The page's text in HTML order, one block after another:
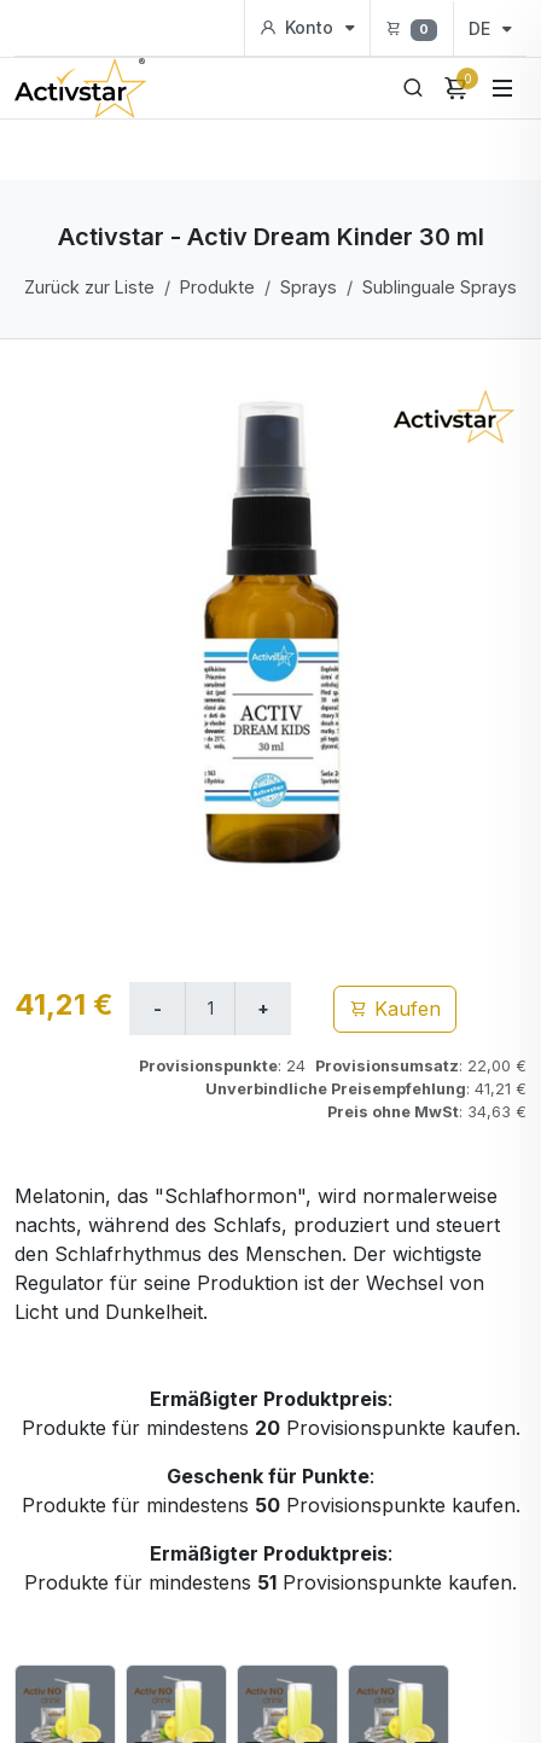
Konto 0 DE
0
Activstar - Activ Dream Kinder 30 ml
Zurück zur Liste Produkte Sprays Sublinguale Sprays
41,21 € Kaufen
Provisionspunkte: 24 Provisionsumsatz: 22,00 €
Unverbindliche Preisempfehlung: 41,21 €
Preis ohne MwSt: 34,63 €
Melatonin, das "Schlafhormon", wird normalerweise
nachts, während des Schlafs, produziert und steuert
den Schlafrhythmus des Menschen. Der wichtigste
Regulator für seine Produktion ist der Wechsel von
Licht und Dunkelheit.
Ermäßigter Produktpreis:
Produkte für mindestens 20Provisionspunkte kaufen.
Geschenk für Punkte:
Produkte für mindestens 50Provisionspunkte kaufen.
Ermäßigter Produktpreis:
Produkte für mindestens 51 Provisionspunkte kaufen.